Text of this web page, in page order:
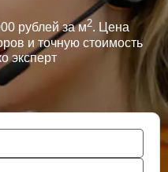
рублей за м2. Цена
и точную стоимость
эксперт